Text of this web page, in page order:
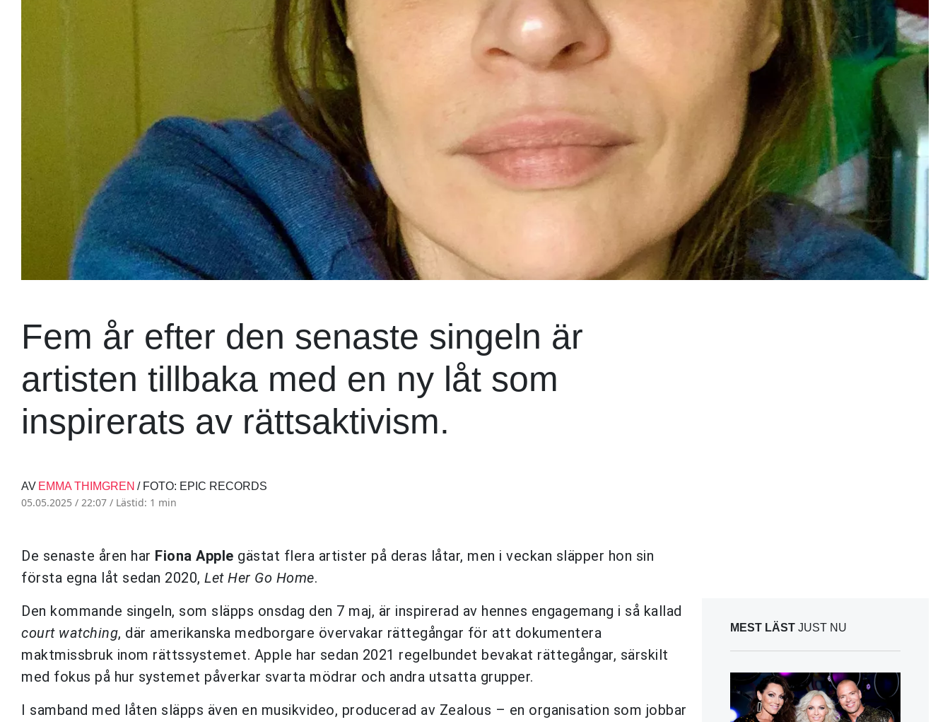
Fem år efter den senaste singeln är
artisten tillbaka med en ny låt som
inspirerats av rättsaktivism.
AV EMMA THIMGREN / FOTO: EPIC RECORDS
05.05.2025 / 22:07 / Lästid: 1 min
De senaste åren har Fiona Apple gästat flera artister på deras låtar, men i veckan släpper hon sin
första egna låt sedan 2020, Let Her Go Home.
Den kommande singeln, som släpps onsdag den 7 maj, är inspirerad av hennes engagemang i så kallad
court watching, där amerikanska medborgare övervakar rättegångar för att dokumentera
maktmissbruk inom rättssystemet. Apple har sedan 2021 regelbundet bevakat rättegångar, särskilt
med fokus på hur systemet påverkar svarta mödrar och andra utsatta grupper.
I samband med låten släpps även en musikvideo, producerad av Zealous – en organisation som jobbar
MEST LÄST JUST NU